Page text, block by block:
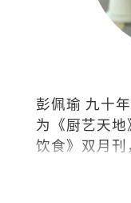
彭佩瑜 九十
为《厨艺天
饮食》双月
发、策划私